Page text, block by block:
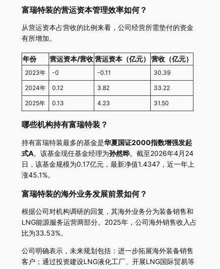
富瑞特装的营运资本管理效率如何？
从营运资本占营收的比例来看，公司经营所需垫付的资金
有所增加。
年份 营运资本/营收营运资本（亿元） 营收（亿元）
2023年 -0 -0.11 30.39
2024年 0.12 3.82 33.22
2025年 0.13 4.23 31.50
哪些机构持有富瑞特装？
持有富瑞特装最多的基金是华夏国证2000指数增强发起
式A。该基金现任基金经理为孙然晔。截至2026年4月24
日，该基金规模为0.17亿元，最新净值1.4347，近一年上
涨45.1%。
富瑞特装的海外业务发展前景如何？
根据公司对机构调研的回复，其海外业务分为装备销售和
LNG能源服务运营两部分。2025年，公司海外销售收入占
比为33.53%。
公司明确表示，未来规划包括：进一步拓展海外装备销售
客户；通过投资建设LNG液化工厂、开展LNG国际贸易等